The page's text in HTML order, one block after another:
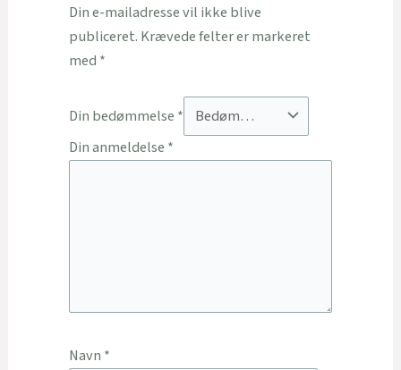
Din e-mailadresse vil ikke blive
publiceret. Krævede felter er markeret
med *
Din bedømmelse *
Din anmeldelse *
Navn *